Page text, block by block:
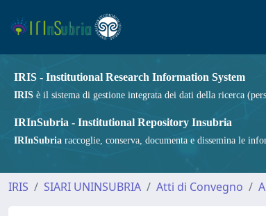
IRIS - Institutional Research Information System
IRIS è il sistema di gestione integrata dei dati della ricerca
IRInSubria - Institutional Repository Insubria
IRInSubria raccoglie, conserva, documenta e dissemina le
IRIS SIARI UNINSUBRIA Atti di Convegno